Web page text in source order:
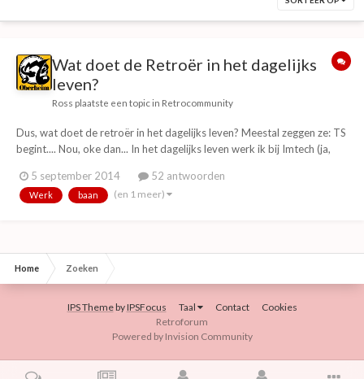
Wat doet de Retroër in het dagelijks
leven?
Ross plaatste een topic in Retrocommunity
Dus, wat doet de retroër in het dagelijks leven? Meestal zeggen ze: TS
begint.... Nou, oke dan... In het dagelijks leven werk ik bij Imtech (ja,
Dit houdt in dat ik diverse klussen doe met betreffe het onderhoud en
beheer...
5 september 2014 52 antwoorden
Werk baan (en 1 meer)
Home Zoeken
IPS ThemebyIPSFocus Taal Contact
Cookies
Retroforum
Powered by Invision Community